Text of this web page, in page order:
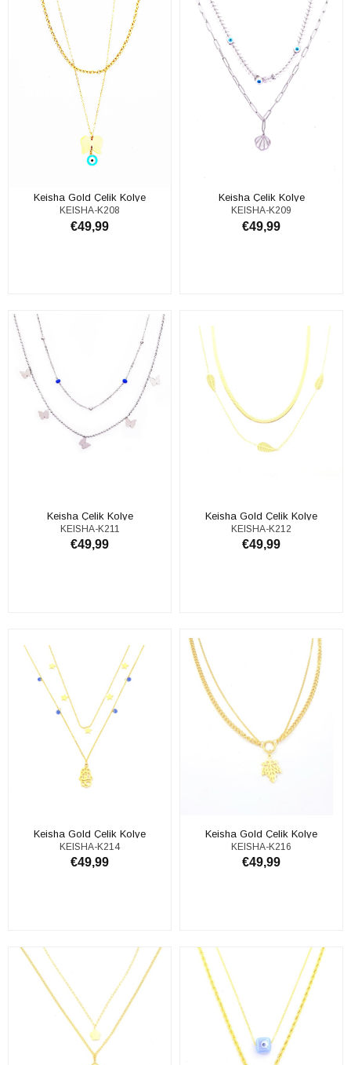
Keisha Gold Çelik Kolye
KEISHA-K208
€49,99
Keisha Çelik Kolye
KEISHA-K209
€49,99
Keisha Çelik Kolye
KEISHA-K211
€49,99
Keisha Gold Çelik Kolye
KEISHA-K212
€49,99
Keisha Gold Çelik Kolye
KEISHA-K214
€49,99
Keisha Gold Çelik Kolye
KEISHA-K216
€49,99